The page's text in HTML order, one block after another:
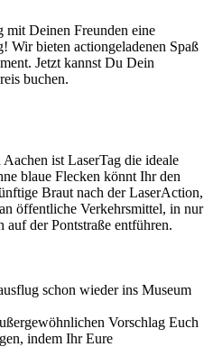
mit Deinen Freunden eine
Wir bieten actiongeladenen Spaß
Jetzt kannst Du Dein
buchen.
ist LaserTag die ideale
blaue Flecken könnt Ihr den
Braut nach der LaserAction,
öffentliche Verkehrsmittel, in nur
der Pontstraße entführen.
schon wieder ins Museum
Vorschlag Euch
indem Ihr Eure